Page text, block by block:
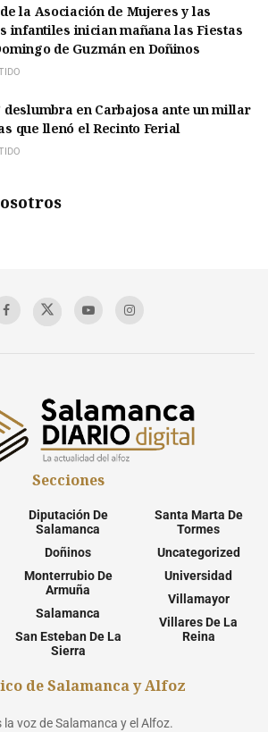
la Asociación de Mujeres y las
infantiles inician mañana las Fiestas
de Guzmán en Doñinos
deslumbra en Carbajosa ante un millar
que llenó el Recinto Ferial
Secciones
Diputación De
Salamanca
Doñinos
Monterrubio De
Armuña
Salamanca
San Esteban De La
Sierra
Santa Marta De
Tormes
Uncategorized
Universidad
Villamayor
Villares De La
Reina
de Salamanca y Alfoz
la voz de Salamanca y el Alfoz.